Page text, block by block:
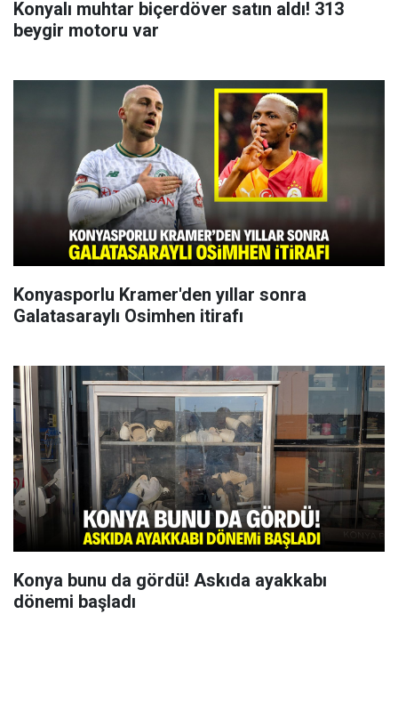
Konyalı muhtar biçerdöver satın aldı! 313
beygir motoru var
Konyasporlu Kramer'den yıllar sonra
Galatasaraylı Osimhen itirafı
Konya bunu da gördü! Askıda ayakkabı
dönemi başladı